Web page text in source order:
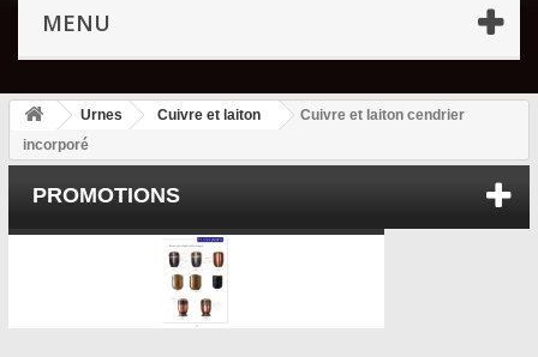
MENU
Urnes Cuivre et laiton
Cuivre et laiton cendrier
incorporé
PROMOTIONS